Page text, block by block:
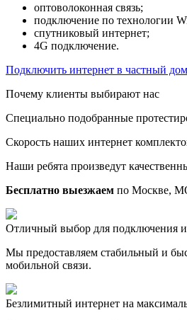
оптоволоконная связь;
подключение по технологии
спутниковый интернет;
4G подключение.
Подключить интернет в частный дом
Почему клиенты выбирают нас
Специально подобранные
Скорость наших интернет
Наши ребята произведут
Бесплатно выезжаем по Москве,
Отличный выбор для подключения
Мы предоставляем стабильный и
мобильной связи.
Безлимитный интернет на